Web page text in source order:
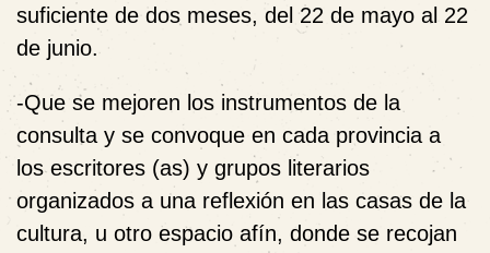
suficiente de dos meses, del 22 de mayo al 22
de junio.
-Que se mejoren los instrumentos de la
consulta y se convoque en cada provincia a
los escritores (as) y grupos literarios
organizados a una reflexión en las casas de la
cultura, u otro espacio afín, donde se recojan